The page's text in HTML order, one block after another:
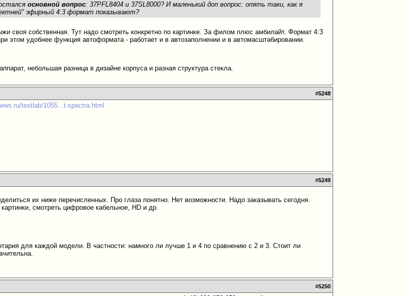
основной вопрос: 37PFL8404 и 37SL8000? И маленький доп вопрос: опять таки, как я
эфирный 4:3 формат показывают?
своя собственная. Тут надо смотреть конкретно по картинке. За филом плюс амбилайт. Формат 4:3
этом удобнее функция автоформата - работает и в автозаполнении и в автомасштабировании.
небольшая разница в дизайне корпуса и разная структура стекла.
#5248
testlab/1055...t-spectra.html
#5249
их ниже перечисленных. Про глаза понятно. Нет возможности. Надо заказывать сегодня.
смотреть цифровое кабельное, HD и др.
для каждой модели. В частности: намного ли лучше 1 и 4 по сравнению с 2 и 3. Стоит ли
#5250